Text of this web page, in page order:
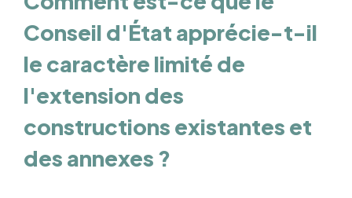
Conseil d'État apprécie-t-il
le caractère limité de
l'extension des
constructions existantes et
des annexes ?